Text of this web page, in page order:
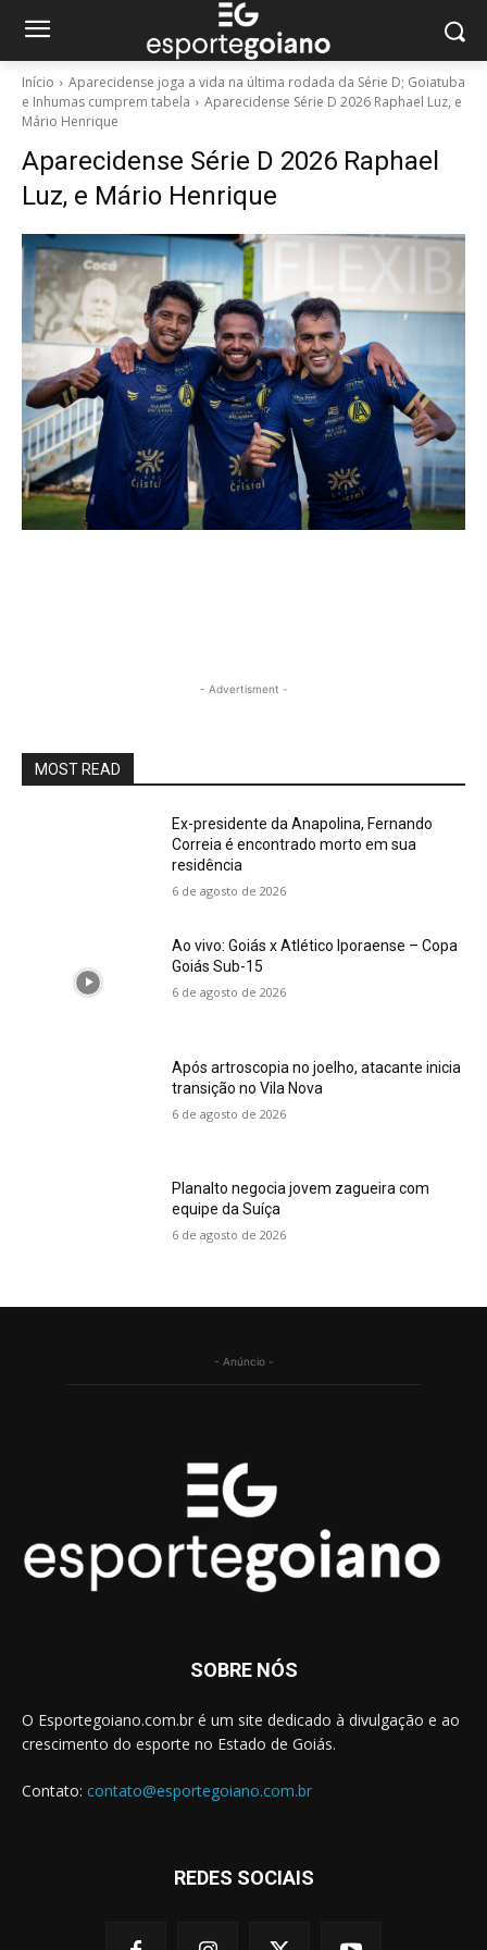
Início
Aparecidense joga a vida na última rodada da Série D; Goiatuba
e Inhumas cumprem tabela
Aparecidense Série D 2026 Raphael Luz, e
Mário Henrique
Aparecidense Série D 2026 Raphael
Luz, e Mário Henrique
- Advertisment -
MOST READ
Ex-presidente da Anapolina, Fernando
Correia é encontrado morto em sua
residência
6 de agosto de 2026
Ao vivo: Goiás x Atlético Iporaense – Copa
Goiás Sub-15
6 de agosto de 2026
Após artroscopia no joelho, atacante inicia
transição no Vila Nova
6 de agosto de 2026
Planalto negocia jovem zagueira com
equipe da Suíça
6 de agosto de 2026
- Anúncio -
SOBRE NÓS
O Esportegoiano.com.br é um site dedicado à divulgação e ao
crescimento do esporte no Estado de Goiás.
Contato: contato@esportegoiano.com.br
REDES SOCIAIS